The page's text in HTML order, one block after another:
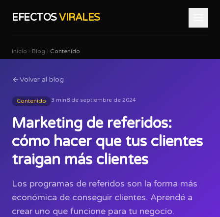
EFECTOSVIRALES
Inicio Blog Contenido
Volver al blog
Contenido 3 min8 de septiembre de 2024
Marketing de referidos:
cómo hacer que tus clientes
traigan más clientes
Los programas de referidos son la forma más
económica de conseguir clientes. Aprendé a
crear uno que funcione para tu negocio.